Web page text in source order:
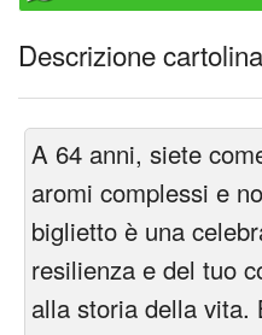
Descrizione cartolina
A 64 anni, siete
aromi complessi e
biglietto è una
resilienza e del tuo
alla storia della vita.